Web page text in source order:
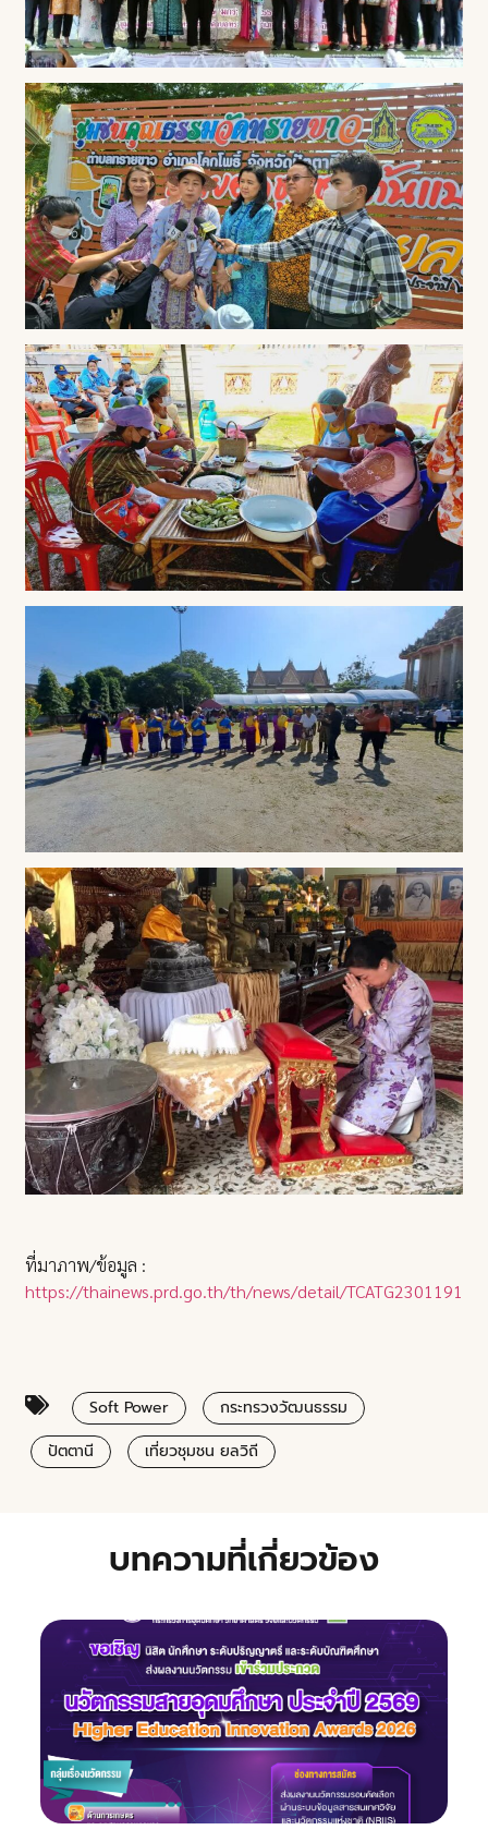
ที่มาภาพ/ข้อมูล :
https://thainews.prd.go.th/th/news/detail/
Soft Power
กระทรวงวัฒนธรรม
ปัตตานี
เที่ยวชุมชน ยลวิถี
บทความที่เกี่ยวข้อง